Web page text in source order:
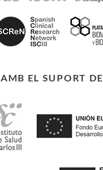
AMB EL SUPORT DE